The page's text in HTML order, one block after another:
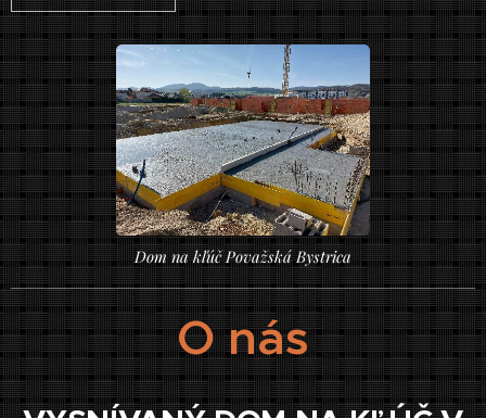
Dom na kľúč Považská Bystrica
O nás